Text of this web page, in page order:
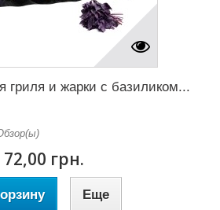
и жарки с базиликом...
72,00 грн.
Еще